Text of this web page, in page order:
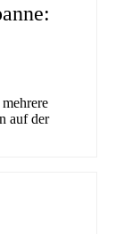
auf der